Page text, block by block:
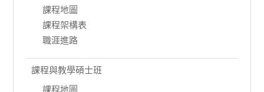
課程地圖
課程架構表
職涯進路
課程與教學碩士班
課程地圖